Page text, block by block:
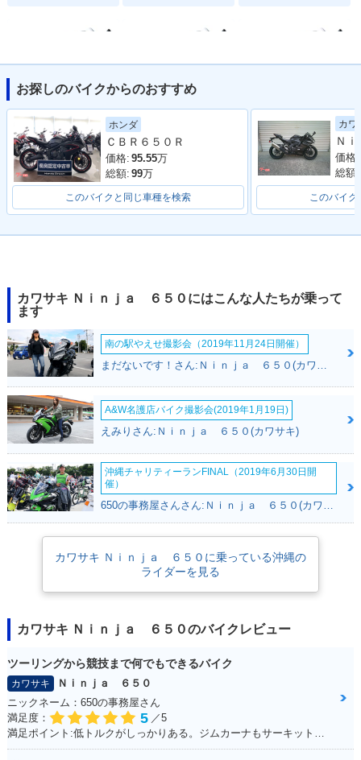
2024年 Ninja 650
KRT Edition・カラ
ーチェンジ
2024年 Ninja 65
0・カラーチェンジ
KRT Edition・マイ
ナーチェンジ
ジ
2021年 Ninja 650
KRT Edition・カラ
ーチェンジ
2021年 Ninja 65
0・カラーチェンジ
2020年 Ninja 650
KRT Edition・マイ
ナーチェンジ
2020年 Ninja 65
2020年 Ninja 650
2019年 Ninja 650
2019年 Ninja 65
0・カラーチェンジ
2018年 Ninja 650
KRT Edition・特
別・限定仕様
お探しのバイクからのおすすめ
ホンダ
ＣＢＲ６５０Ｒ
価格: 95.55万
総額: 99万
このバイクと同じ車種を検索
カワ
価格:
総額:
このバイク
カワサキ Ｎｉｎｊａ ６５０にはこんな人たちが乗って
ます
南の駅やえせ撮影会（2019年11月24日開催）
A&W名護店バイク撮影会(2019年1月19日)
えみりさん:Ｎｉｎｊａ ６５０(カワサキ)
沖縄チャリティーランFINAL（2019年6月30日開
催）
カワサキ Ｎｉｎｊａ ６５０に乗っている沖縄の
ライダーを見る
カワサキ Ｎｉｎｊａ ６５０のバイクレビュー
ツーリングから競技まで何でもできるバイク
カワサキ
Ｎｉｎｊａ ６５０
ニックネーム：650の事務屋さん
満足度：
5 ／5